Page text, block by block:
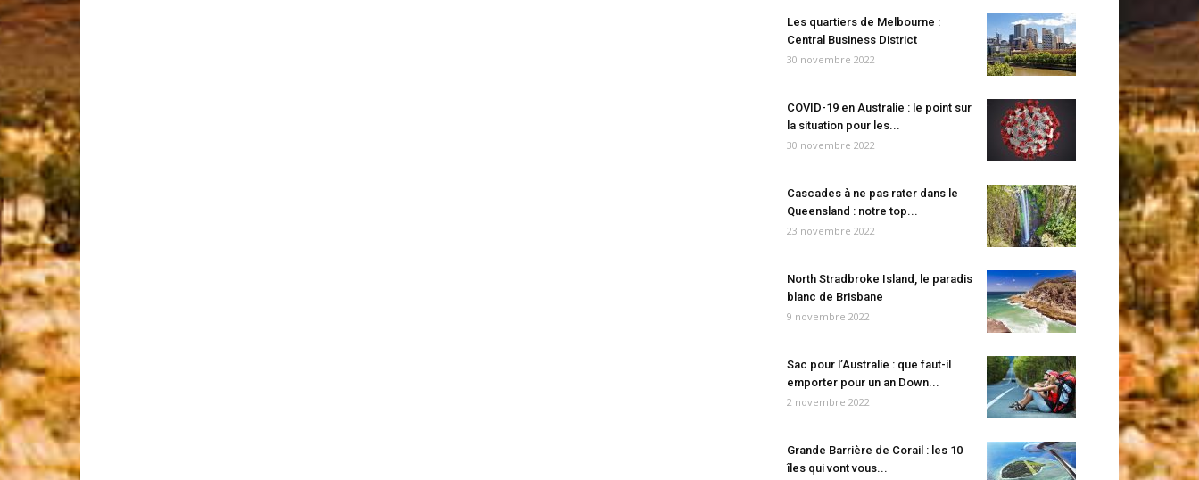
Les quartiers de Melbourne :
Central Business District
30 novembre 2022
COVID-19 en Australie : le point sur
la situation pour les...
30 novembre 2022
Cascades à ne pas rater dans le
Queensland : notre top...
23 novembre 2022
North Stradbroke Island, le paradis
blanc de Brisbane
9 novembre 2022
Sac pour l’Australie : que faut-il
emporter pour un an Down...
2 novembre 2022
Grande Barrière de Corail : les 10
îles qui vont vous...